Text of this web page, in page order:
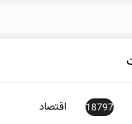
2633 بین الملل